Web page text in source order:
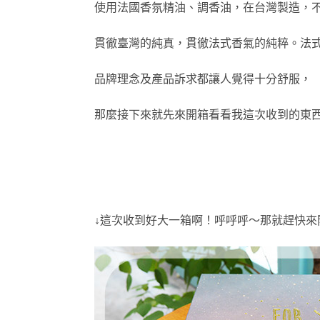
使用法國香氛精油、調香油，在台灣製造，
貫徹臺灣的純真，貫徹法式香氣的純粹。 法
品牌理念及產品訴求都讓人覺得十分舒服，
那麼接下來就先來開箱看看我這次收到的東
↓這次收到好大一箱啊！ 呼呼呼～那就趕快